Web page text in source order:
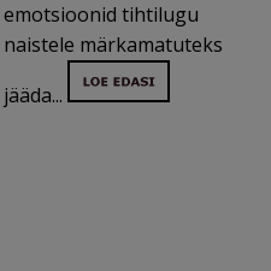
emotsioonid tihtilugu
naistele märkamatuteks
jääda...